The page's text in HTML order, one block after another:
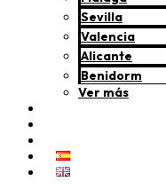
Sevilla
Valencia
Alicante
Benidorm
Ver más